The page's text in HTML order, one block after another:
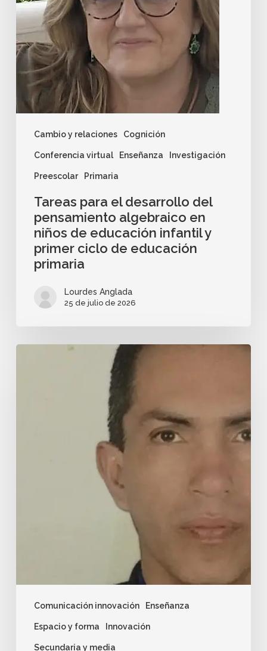
Cambio y relaciones Cognición
Conferencia virtual Enseñanza Investigación
Preescolar Primaria
Tareas para el desarrollo del
pensamiento algebraico en
niños de educación infantil y
primer ciclo de educación
primaria
Lourdes Anglada
25 de julio de 2026
Comunicación innovación Enseñanza
Espacio y forma Innovación
Secundaria y media